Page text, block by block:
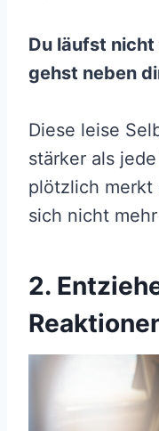
Du läufst nicht
gehst neben
Diese leise
stärker als
plötzlich merkt
sich nicht
2.